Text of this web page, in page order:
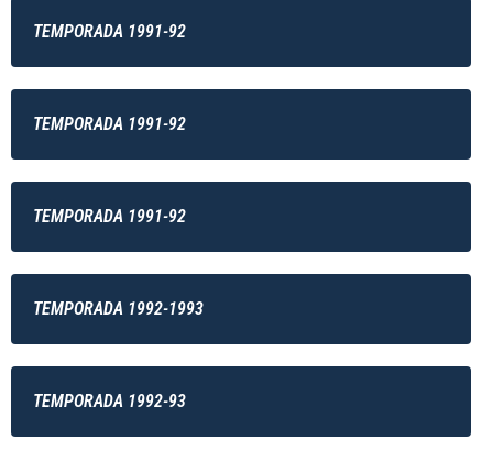
TEMPORADA 1991-92
TEMPORADA 1991-92
TEMPORADA 1991-92
TEMPORADA 1992-1993
TEMPORADA 1992-93